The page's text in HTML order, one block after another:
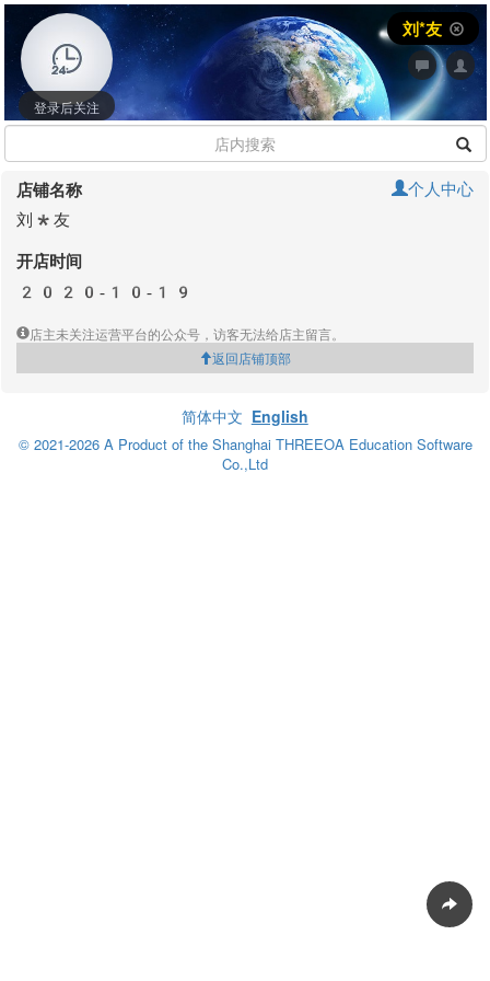
登录后关注
刘*友
店铺名称 个人中心
刘*友
开店时间
2020-10-19
店主未关注运营平台的公众号，访客无法给店主留言。
返回店铺顶部
简体中文 English
© 2021-2026 A Product of the Shanghai THREEOA Education Software
Co.,Ltd